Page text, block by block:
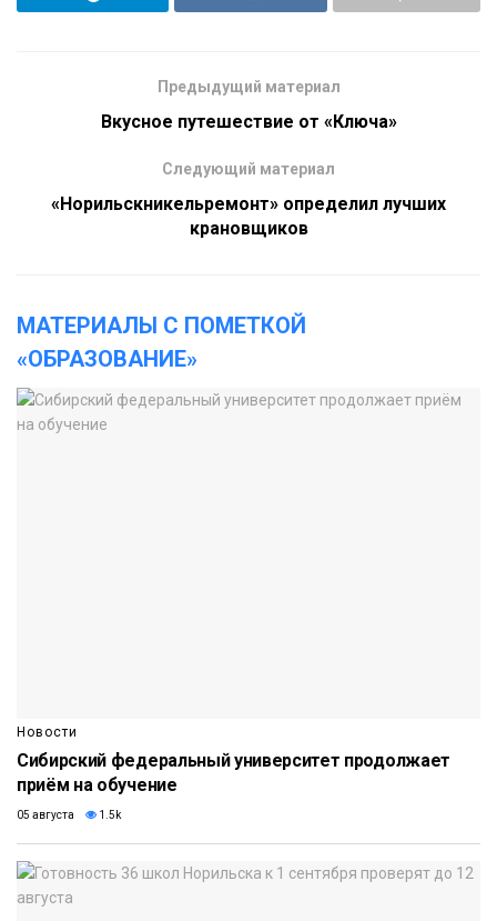
Предыдущий материал
Вкусное путешествие от «Ключа»
Следующий материал
«Норильскникельремонт» определил лучших
крановщиков
МАТЕРИАЛЫ С ПОМЕТКОЙ
«ОБРАЗОВАНИЕ»
Новости
Сибирский федеральный университет продолжает
приём на обучение
05 августа 1.5k